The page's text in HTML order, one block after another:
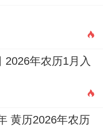
2026年农历1月入
黄历2026年农历